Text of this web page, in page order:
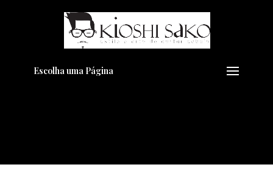
Escolha uma Página
Pensando em transformar seu
Visual??